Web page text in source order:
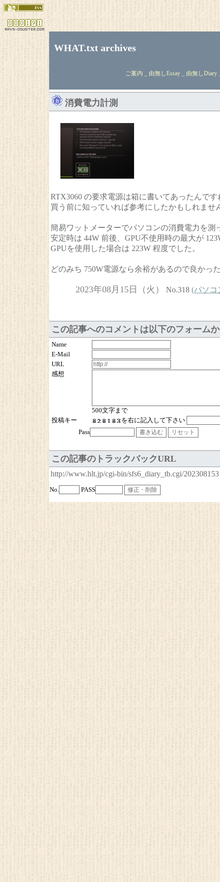
WHAT.txt archives
ご案内 _ 由無しEssay _ 由無しDiary
消費電力計測
RTX3060 の要求電源は箱に書いてあったんです
買う前に知っていれば参考にしたかもしれませ
簡易ワットメーターでパソコンの消費電力を測
安定時は 44W 前後、GPU不使用時の最大が
GPUを使用した場合は 223W 程度でした。
どのみち 750W電源なら余裕があるので良かっ
2023年08月15日（火） No.318 (パソコ
この記事へのコメントは以下のフォーム
Name
E-Mail
URL
感想
500文字まで
投稿キー
を右に記入して下さい
Pass
この記事のトラックバックURL
http://www.hlt.jp/cgi-bin/sfs6_diary_tb.cgi/
No. PASS